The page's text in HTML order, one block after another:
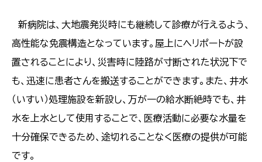
新病院は、大地震発災時にも継続して診療が行えるよう、
高性能な免震構造となっています。屋上にヘリポートが設
置されることにより、災害時に陸路が寸断された状況下で
も、迅速に患者さんを搬送することができます。また、井水
（いすい）処理施設を新設し、万が一の給水断絶時でも、井
水を上水として使用することで、医療活動に必要な水量を
十分確保できるため、途切れることなく医療の提供が可能
です。